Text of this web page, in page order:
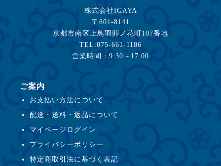
株式会社IGAYA
〒601-8141
京都市南区上鳥羽卯ノ花町107番地
TEL:075-661-1186
営業時間：9:30～17:00
ご案内
お支払い方法について
配送・送料・返品について
マイページログイン
プライバシーポリシー
特定商取引法に基づく表記